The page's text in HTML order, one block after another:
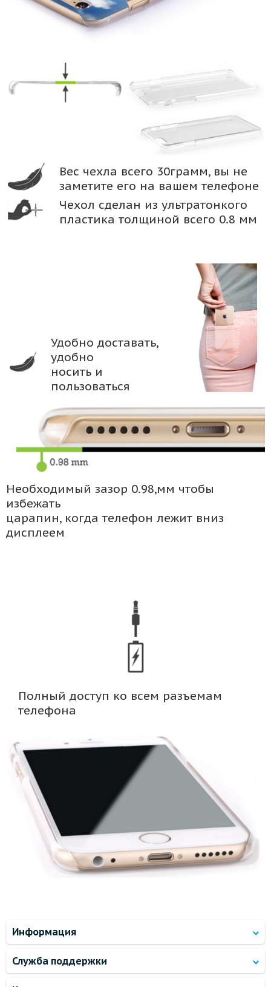
Вес чехла всего 30грамм, вы не
заметите его на вашем телефоне
Чехол сделан из ультратонкого
пластика толщиной всего 0.8 мм
Удобно доставать,
удобно
носить и
пользоваться
Необходимый зазор 0.98,мм чтобы
избежать
царапин, когда телефон лежит вниз
дисплеем
Полный доступ ко всем разъемам
телефона
Информация
Служба поддержки